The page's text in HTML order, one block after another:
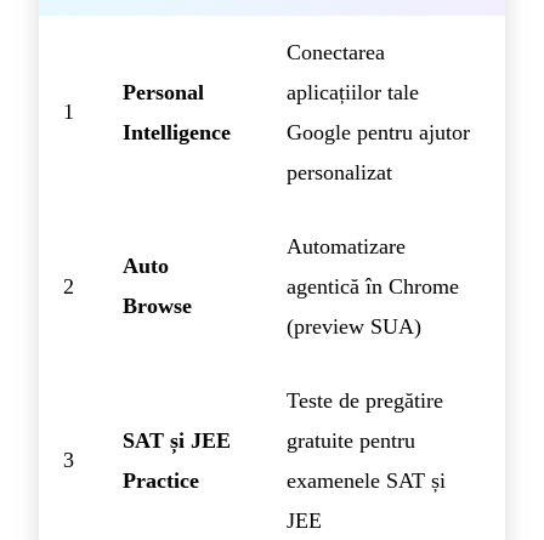
1
Personal
Intelligence
Conectarea
aplicațiilor tale
Google pentru ajutor
personalizat
2
Auto
Browse
Automatizare
agentică în Chrome
(preview SUA)
3
SAT și JEE
Practice
Teste de pregătire
gratuite pentru
examenele SAT și
JEE